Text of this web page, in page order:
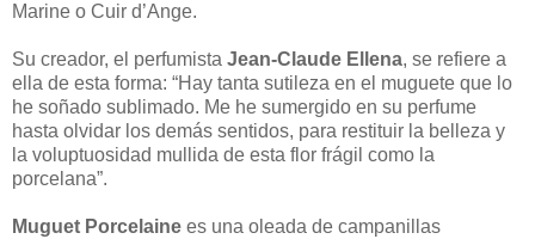
Marine o Cuir d’Ange.
Su creador, el perfumista Jean-Claude Ellena, se refiere a
ella de esta forma: “Hay tanta sutileza en el muguete que lo
he soñado sublimado. Me he sumergido en su perfume
hasta olvidar los demás sentidos, para restituir la belleza y
la voluptuosidad mullida de esta flor frágil como la
porcelana”.
Muguet Porcelaine es una oleada de campanillas